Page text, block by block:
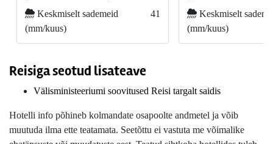
Keskmiselt sademeid
(mm/kuus)
41
Keskmiselt
(mm/kuus)
Reisiga seotud lisateave
Välisministeeriumi soovitused Reisi targalt saidis
Hotelli info põhineb kolmandate osapoolte andmetel ja võib
muutuda ilma ette teatamata. Seetõttu ei vastuta me võimalike